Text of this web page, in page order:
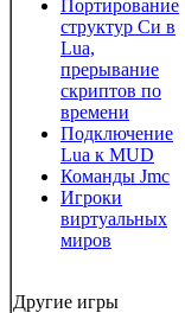
Портирование
структур Си в
Lua,
прерывание
скриптов по
времени
Подключение
Lua к MUD
Команды Jmc
Игроки
виртуальных
миров
Другие игры